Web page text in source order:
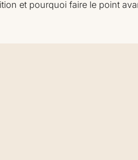
avant
et pourquoi faire le point